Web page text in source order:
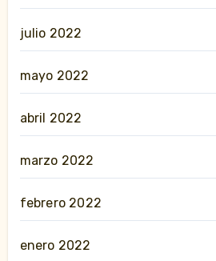
julio 2022
mayo 2022
abril 2022
marzo 2022
febrero 2022
enero 2022